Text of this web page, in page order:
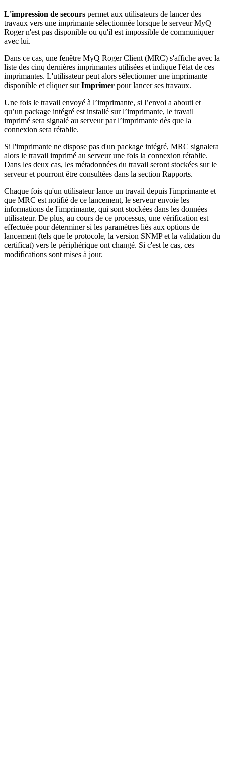
L'impression de secours permet aux utilisateurs de lancer des
travaux vers une imprimante sélectionnée lorsque le serveur MyQ
Roger n'est pas disponible ou qu'il est impossible de communiquer
avec lui.
Dans ce cas, une fenêtre MyQ Roger Client (MRC) s'affiche avec la
liste des cinq dernières imprimantes utilisées et indique l'état de ces
imprimantes. L'utilisateur peut alors sélectionner une imprimante
disponible et cliquer surImprimer pour lancer ses travaux.
Une fois le travail envoyé à l’imprimante, si l’envoi a abouti et
qu’un package intégré est installé sur l’imprimante, le travail
imprimé sera signalé au serveur par l’imprimante dès que la
connexion sera rétablie.
Si l'imprimante ne dispose pas d'un package intégré, MRC signalera
alors le travail imprimé au serveur une fois la connexion rétablie.
Dans les deux cas, les métadonnées du travail seront stockées sur le
serveur et pourront être consultées dans la section Rapports.
Chaque fois qu'un utilisateur lance un travail depuis l'imprimante et
que MRC est notifié de ce lancement, le serveur envoie les
informations de l'imprimante, qui sont stockées dans les données
utilisateur. De plus, au cours de ce processus, une vérification est
effectuée pour déterminer si les paramètres liés aux options de
lancement (tels que le protocole, la version SNMP et la validation du
certificat) vers le périphérique ont changé. Si c'est le cas, ces
modifications sont mises à jour.